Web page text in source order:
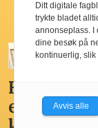
til
en
Ditt digitale
trykte bladet
annonseplass. I
dine besøk på
kontinuerlig,
Avvis alle